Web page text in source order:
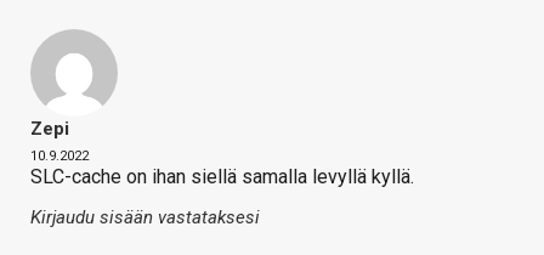
Zepi
10.9.2022
SLC-cache on ihan siellä samalla levyllä kyllä.
Kirjaudu sisään vastataksesi